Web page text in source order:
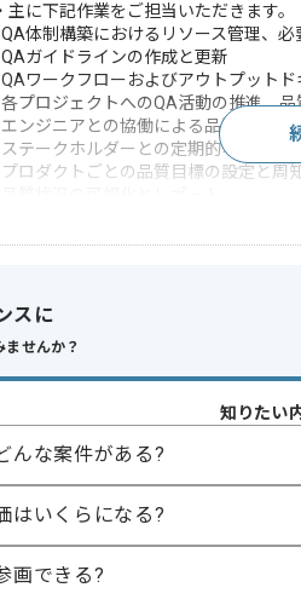
主に下記作業をご担当いただきます。
QA体制構築におけるリソース管理、
QAガイドラインの作成と更新
QAワークフローおよびアウトプット
各プロジェクトへのQA活動の推進、
エンジニアとの協働による品質改善ア
ステークホルダーとの定期的な連携と
プロダクトごとの品質目標の設定と周
の案件のポイント
徴
ソフトウェアQAチームのマネジメン
ソフトウェア品質保証に関する体系的
迎スキル
スに
ませんか？
知りたい
んな案件がある?
はいくらになる?
画できる?